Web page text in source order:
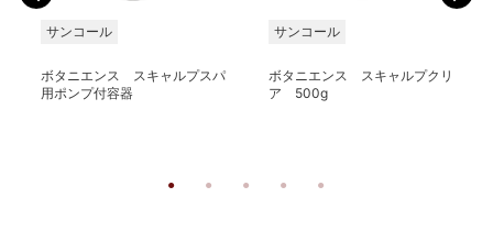
サンコール
ボタニエンス スキャルプスパ
用ポンプ付容器
サンコール
ボタニエンス スキャルプクリ
ア 500g